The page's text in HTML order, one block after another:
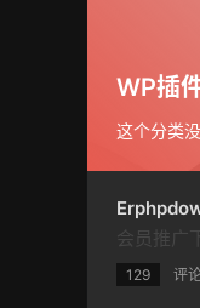
WP插
这个分类
129 评